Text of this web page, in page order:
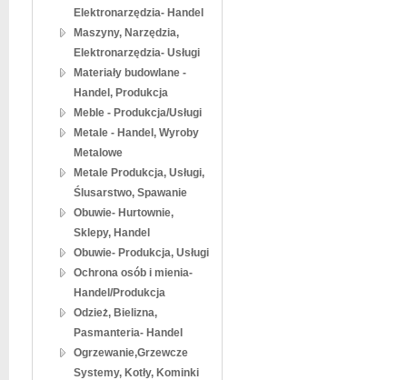
Elektronarzędzia- Handel
Maszyny, Narzędzia,
Elektronarzędzia- Usługi
Materiały budowlane -
Handel, Produkcja
Meble - Produkcja/Usługi
Metale - Handel, Wyroby
Metalowe
Metale Produkcja, Usługi,
Ślusarstwo, Spawanie
Obuwie- Hurtownie,
Sklepy, Handel
Obuwie- Produkcja, Usługi
Ochrona osób i mienia-
Handel/Produkcja
Odzież, Bielizna,
Pasmanteria- Handel
Ogrzewanie,Grzewcze
Systemy, Kotły, Kominki